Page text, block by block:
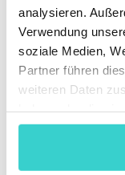
analysieren.
Verwendung
soziale Medien,
Partner führen
weiteren Daten
gesammelt haben.
NSYS Diagnostics
erkennt mehr als
Genauigkeit von
ein Testzertifikat
Wiederverkauf
Amazon Renewed
Teste NSYS